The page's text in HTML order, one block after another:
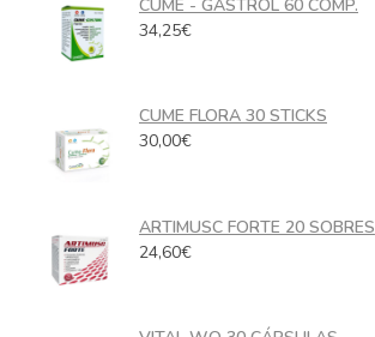
CUME - GASTROL 60 COMP.
34,25€
CUME FLORA 30 STICKS
30,00€
ARTIMUSC FORTE 20 SOBRES
24,60€